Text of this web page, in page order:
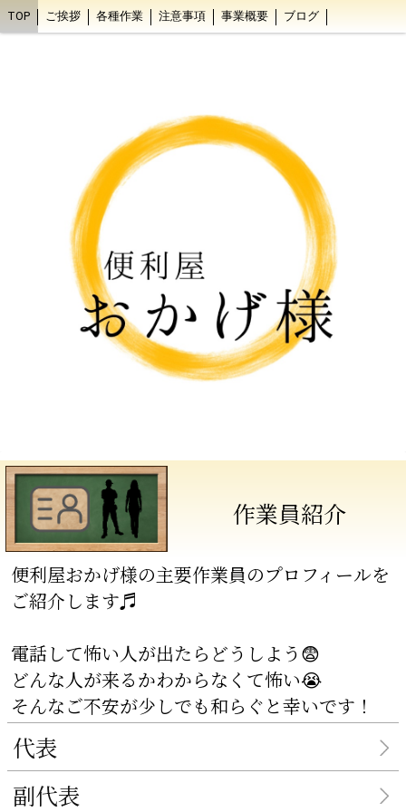
TOP ご挨拶 各種作業 注意事項 事業概要 ブログ
作業員紹介
便利屋おかげ様の主要作業員のプロフィールを
ご紹介します♬
電話して怖い人が出たらどうしよう😨
どんな人が来るかわからなくて怖い😭
そんなご不安が少しでも和らぐと幸いです！
代表
副代表